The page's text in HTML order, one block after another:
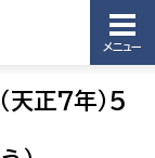
メニュー
天正7年）5